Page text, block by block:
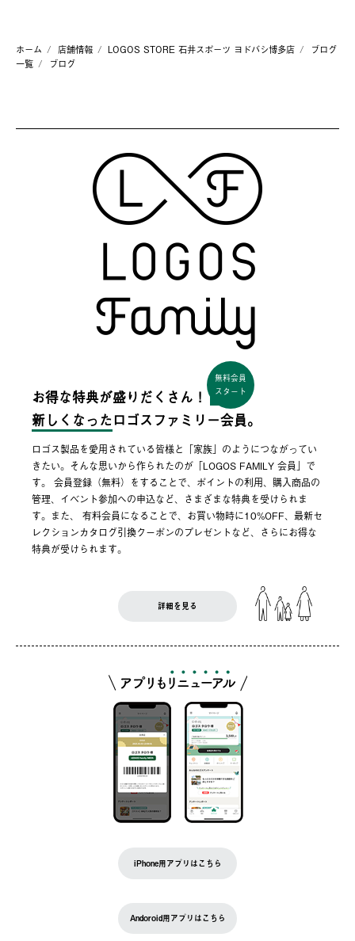
ホーム 店舗情報 LOGOS STORE 石井スポーツ ヨドバシ博多店
ブログ
一覧
ブログ
お得な特典が盛りだくさん！
無料会員
スタート
新しくなった ロゴスファミリー会員。
ロゴス製品を愛用されている皆様と「家族」のようにつながってい
きたい。そんな思いから作られたのが「LOGOS FAMILY 会員」で
す。 会員登録（無料）をすることで、ポイントの利用、購入商品の
管理、イベント参加への申込など、さまざまな特典を受けられま
す。また、 有料会員になることで、お買い物時に10%OFF、最新セ
レクションカタログ引換クーポンのプレゼントなど、さらにお得な
特典が受けられます。
詳細を見る
iPhone用アプリはこちら
Andoroid用アプリはこちら